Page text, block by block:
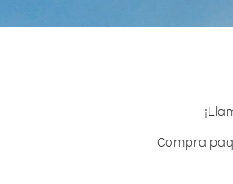
Compra